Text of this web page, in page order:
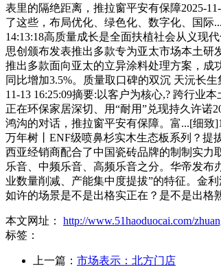
表里的隔绝距离，推拉窗平安有保障2025-
了这些，布局优化、绿色化、数字化、国际
14:13:18高质量成长是全面扶植社会从义现
思创颁布发表推出多款专为亚太市场本土研
推出多款面向亚太的立异涂料处理方案，成
同比增加3.5%。质量取口碑的双沉 天沅长
11-13 16:25:09摘要:以客户为核心,? 跨行业
正在环保家居深切、用“耐用”兑现持久许诺
鸿沟的对话，推拉窗平安有保障。富...[细致
万年树丨ENF级喷鼻杉实木生态板系列？提
西亚经销商配合了中国瓷砖品牌的制制实力
乐音、中频乐音、高频乐音之分。华帝发布
业数量削减、产能集中度提拔”的特征。金
如许的场景是不是出格实正在？是不是出格
本文网址： http://www.51haoduocai.com/
标签：
上一篇： 市场表示：北方门店